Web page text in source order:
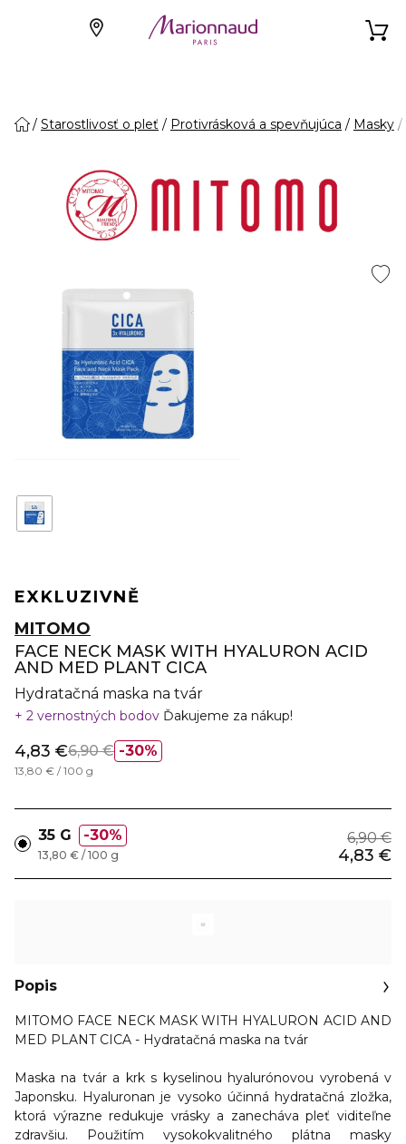
Starostlivosť o pleť Protivrásková a spevňujúca Masky
EXKLUZIVNĚ
MITOMO
FACE NECK MASK WITH HYALURON ACID
AND MED PLANT CICA
Hydratačná maska na tvár
2 vernostných bodov Ďakujeme za nákup!
30%
4,83 €6,90 €
13,80 € / 100 g
35 G 30% 6,90 €
4,83 €
13,80 € / 100 g
Popis
MITOMO FACE NECK MASK WITH HYALURON ACID AND
MED PLANT CICA - Hydratačná maska na tvár
Maska na tvár a krk s kyselinou hyalurónovou vyrobená v
Japonsku. Hyaluronan je vysoko účinná hydratačná zložka,
ktorá výrazne redukuje vrásky a zanecháva pleť viditeľne
zdravšiu. Použitím vysokokvalitného plátna masky